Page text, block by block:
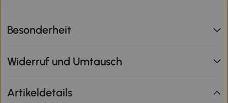
Besonderheit
Widerruf und Umtausch
Artikeldetails